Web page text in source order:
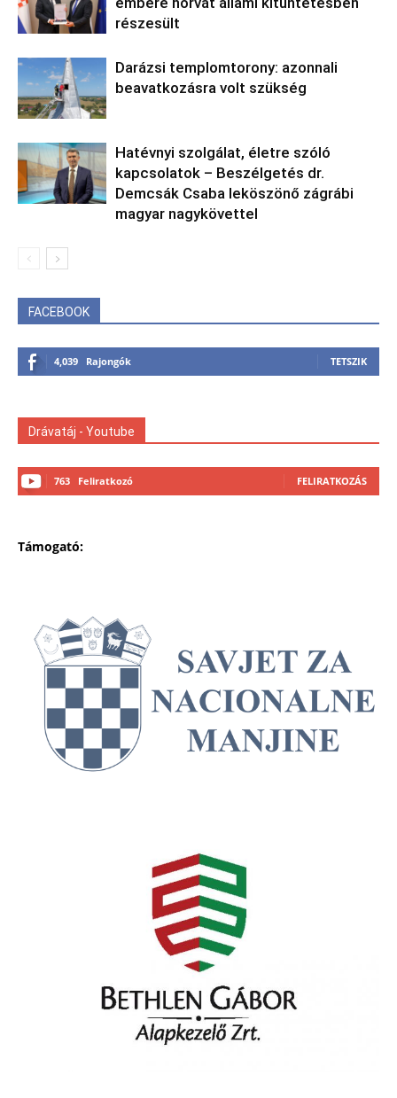
részesült
Darázsi templomtorony: azonnali
beavatkozásra volt szükség
Hatévnyi szolgálat, életre szóló
kapcsolatok – Beszélgetés dr.
Demcsák Csaba leköszönő zágrábi
magyar nagykövettel
FACEBOOK
4,039 Rajongók TETSZIK
Drávatáj - Youtube
763 Feliratkozó FELIRATKOZÁS
Támogató: